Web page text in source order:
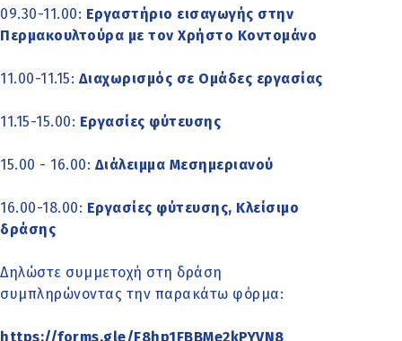
09.30-11.00: Εργαστήριο εισαγωγής στην
Περμακουλτούρα με τον Χρήστο Κοντομάνο
11.00-11.15: Διαχωρισμός σε Ομάδες εργασίας
11.15-15.00: Εργασίες φύτευσης
15.00 - 16.00: Διάλειμμα Μεσημεριανού
16.00-18.00: Εργασίες φύτευσης, Κλείσιμο
δράσης
Δηλώστε συμμετοχή στη δράση
συμπληρώνοντας την παρακάτω φόρμα:
https://forms.gle/F8hp1FBBMe2kPYVN8